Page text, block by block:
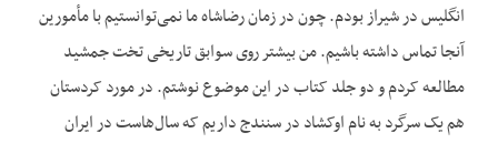
انگلیس در شیراز بودم. چون در زمان رضاشاه ما نمی‌توانستیم با مأمورین
آنجا تماس داشته باشیم. من بیشتر روی سوابق تاریخی تخت جمشید
مطالعه کردم و دو جلد کتاب در این موضوع نوشتم. در مورد کردستان
هم یک سرگرد به نام اوکشاد در سنندج داریم که سال‌هاست در ایران